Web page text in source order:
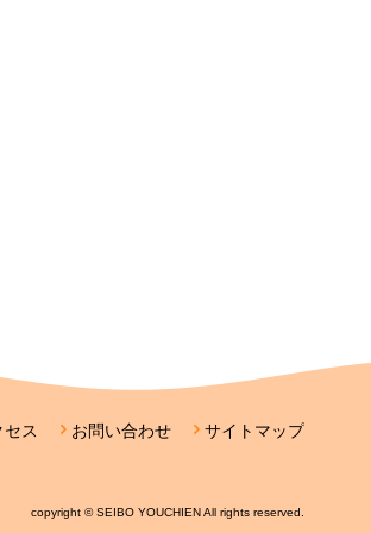
セス お問い合わせ サイトマップ
copyright © SEIBO YOUCHIEN All rights reserved.